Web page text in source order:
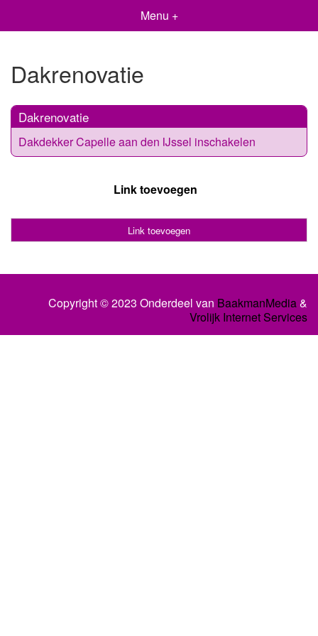
Menu +
Dakrenovatie
Dakrenovatie
Dakdekker Capelle aan den IJssel inschakelen
Link toevoegen
Link toevoegen
Copyright © 2023 Onderdeel van BaakmanMedia&
Vrolijk Internet Services